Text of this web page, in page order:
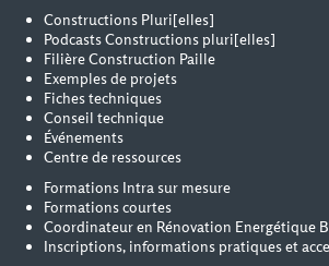
Constructions Pluri[elles]
Podcasts Constructions pluri[elles]
Filière Construction Paille
Exemples de projets
Fiches techniques
Conseil technique
Événements
Centre de ressources
Formations Intra sur mesure
Formations courtes
Coordinateur en Rénovation Energétique
Inscriptions, informations pratiques et